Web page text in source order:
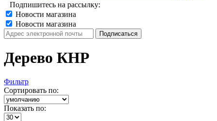
Подпишитесь на рассылку:
Новости магазина
Новости магазина
Дерево КНР
Фильтр
Сортировать по:
Показать по: